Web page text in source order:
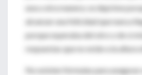
una u otra manera; se deprime
alcanzar una felicidad que nunca
porque esperaba del otro o de sí
respuestas que no están a la altura
No existen fórmulas para asegurar